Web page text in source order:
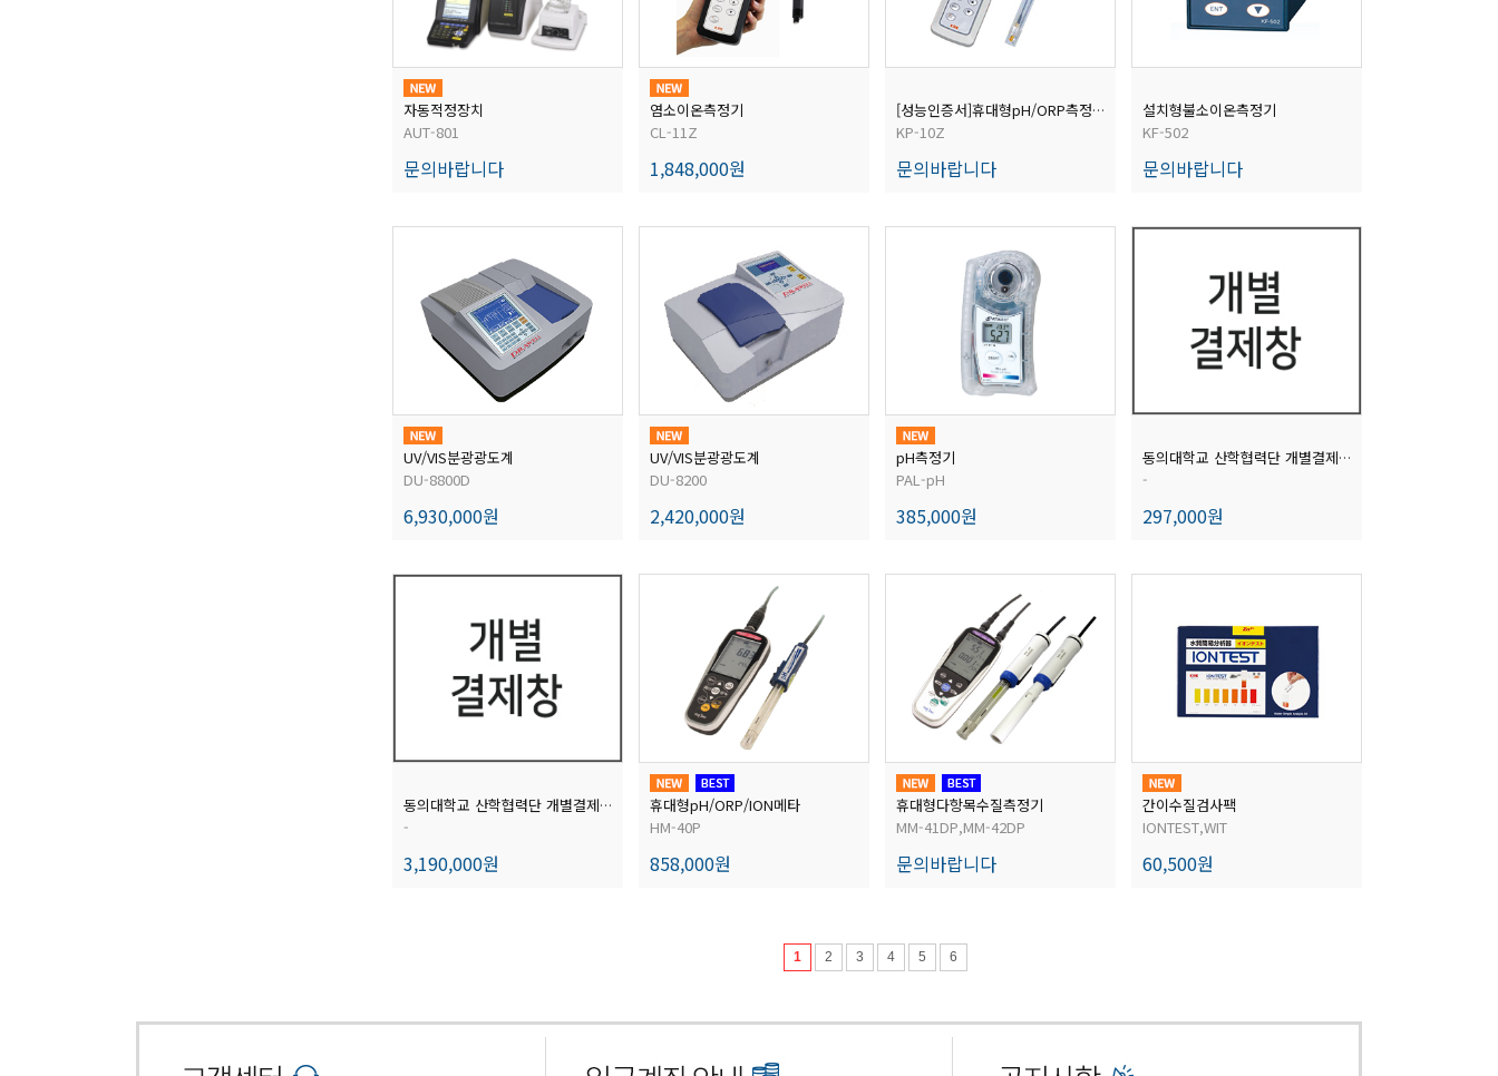
자동적정장치
AUT-801
문의바랍니다
염소이온측정기
CL-11Z
1,848,000원
[성능인증서]휴대형pH/ORP측정기
KP-10Z
문의바랍니다
설치형불소이온측정기
KF-502
문의바랍니다
UV/VIS분광광도계
DU-8800D
6,930,000원
UV/VIS분광광도계
DU-8200
2,420,000원
pH측정기
PAL-pH
385,000원
동의대학교 산학협력단 개별결제창
-
297,000원
동의대학교 산학협력단 개별결제창
-
3,190,000원
휴대형pH/ORP/ION메타
HM-40P
858,000원
휴대형다항목수질측정기
MM-41DP,MM-42DP
문의바랍니다
간이수질검사팩
IONTEST,WIT
60,500원
1 2 3 4 5 6